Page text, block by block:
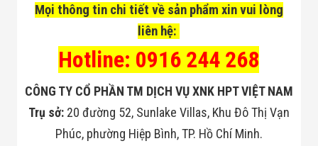
Mọi thông tin chi tiết về sản phẩm xin vui lòng
liên hệ:
Hotline: 0916 244 268
CÔNG TY CỔ PHẦN TM DỊCH VỤ XNK HPT VIỆT NAM
Trụ sở: 20 đường 52, Sunlake Villas, Khu Đô Thị Vạn
Phúc, phường Hiệp Bình, TP. Hồ Chí Minh.